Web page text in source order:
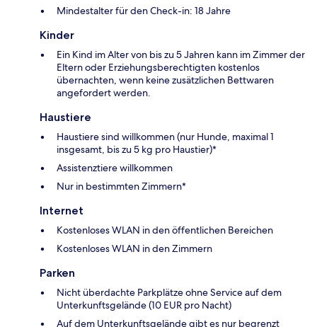
Mindestalter für den Check-in: 18 Jahre
Kinder
Ein Kind im Alter von bis zu 5 Jahren kann im Zimmer der
Eltern oder Erziehungsberechtigten kostenlos
übernachten, wenn keine zusätzlichen Bettwaren
angefordert werden.
Haustiere
Haustiere sind willkommen (nur Hunde, maximal 1
insgesamt, bis zu 5 kg pro Haustier)*
Assistenztiere willkommen
Nur in bestimmten Zimmern*
Internet
Kostenloses WLAN in den öffentlichen Bereichen
Kostenloses WLAN in den Zimmern
Parken
Nicht überdachte Parkplätze ohne Service auf dem
Unterkunftsgelände (10 EUR pro Nacht)
Auf dem Unterkunftsgelände gibt es nur begrenzt